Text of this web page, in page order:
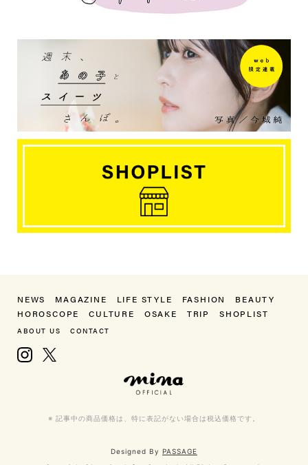
NEWS MAGAZINE LIFE STYLE FASHION
BEAUTY
HOROSCOPE
CULTURE OSAKE TRIP SHOPLIST
ABOUT US CONTACT
Instagram
※ 記事中の商品価格は、特に表記がない場合は税込価格です。
Designed By PASSAGE